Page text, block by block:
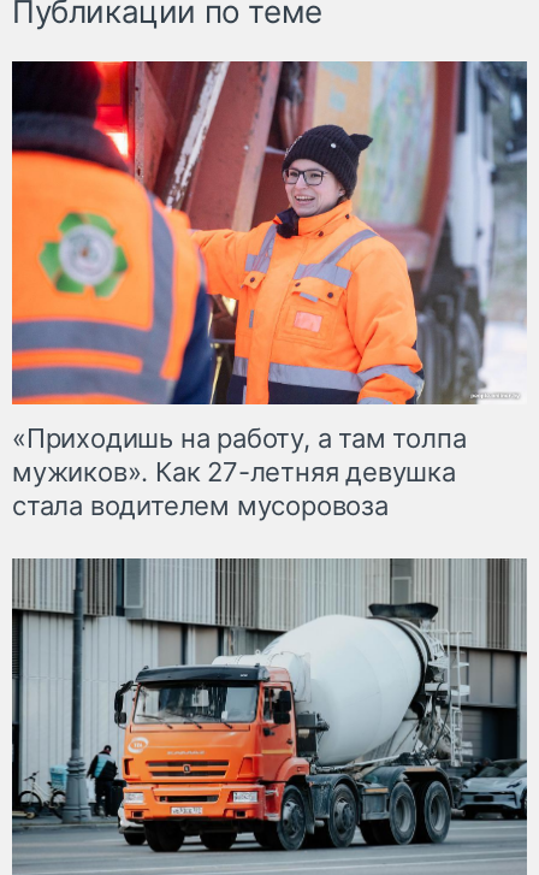
Публикации по теме
«Приходишь на работу, а там толпа
мужиков». Как 27-летняя девушка
стала водителем мусоровоза